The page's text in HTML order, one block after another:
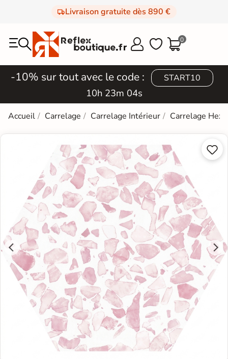
Livraison gratuite dès 890 €
  0
-10% sur tout avec le code : START10
10h 23m 03s
Accueil Carrelage Carrelage Intérieur Carrelage

